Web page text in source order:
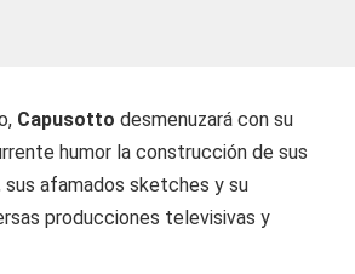
Capusotto desmenuzará con su
humor la construcción de sus
sus afamados sketches y su
producciones televisivas y